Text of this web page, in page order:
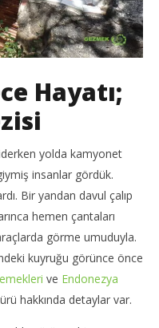
Hayatı;
yolda kamyonet
insanlar gördük.
Bir yandan davul çalıp
hemen çantaları
görme umuduyla.
kuyruğu görünce önce
ve Endonezya
hakkında detaylar var.